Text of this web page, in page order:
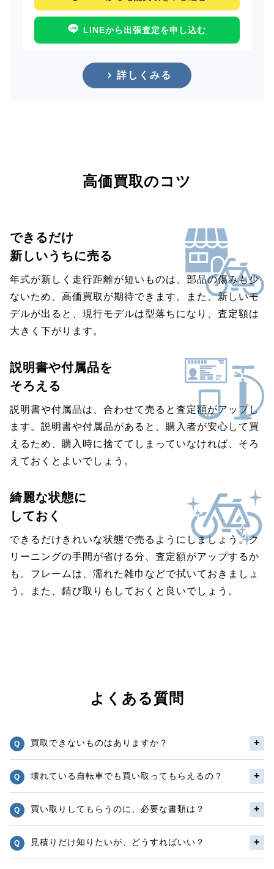
LINEから出張査定を申し込む
詳しくみる
高価買取のコツ
できるだけ
新しいうちに売る
年式が新しく走行距離が短いものは、部品の傷みも少
ないため、高価買取が期待できます。また、新しいモ
デルが出ると、現行モデルは型落ちになり、査定額は
大きく下がります。
説明書や付属品を
そろえる
説明書や付属品は、合わせて売ると査定額がアップし
ます。説明書や付属品があると、購入者が安心して買
えるため、購入時に捨ててしまっていなければ、そろ
えておくとよいでしょう。
綺麗な状態に
しておく
できるだけきれいな状態で売るようにしましょう。ク
リーニングの手間が省ける分、査定額がアップするか
も。フレームは、濡れた雑巾などで拭いておきましょ
う。また、錆び取りもしておくと良いでしょう。
よくある質問
買取できないものはありますか？
壊れている自転車でも買い取ってもらえるの？
買い取りしてもらうのに、必要な書類は？
見積りだけ知りたいが、どうすればいい？